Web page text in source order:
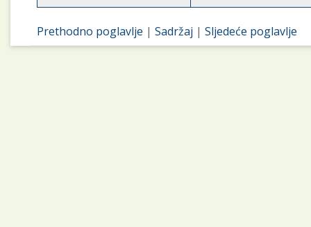
Prethodno poglavlje |Sadržaj |Sljedeće poglavlje